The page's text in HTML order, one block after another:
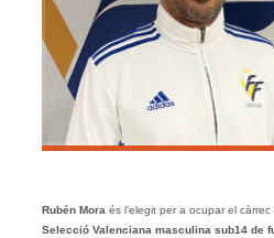
Rubén Mora és l’elegit per a ocupar el
Selecció Valenciana masculina sub14 de